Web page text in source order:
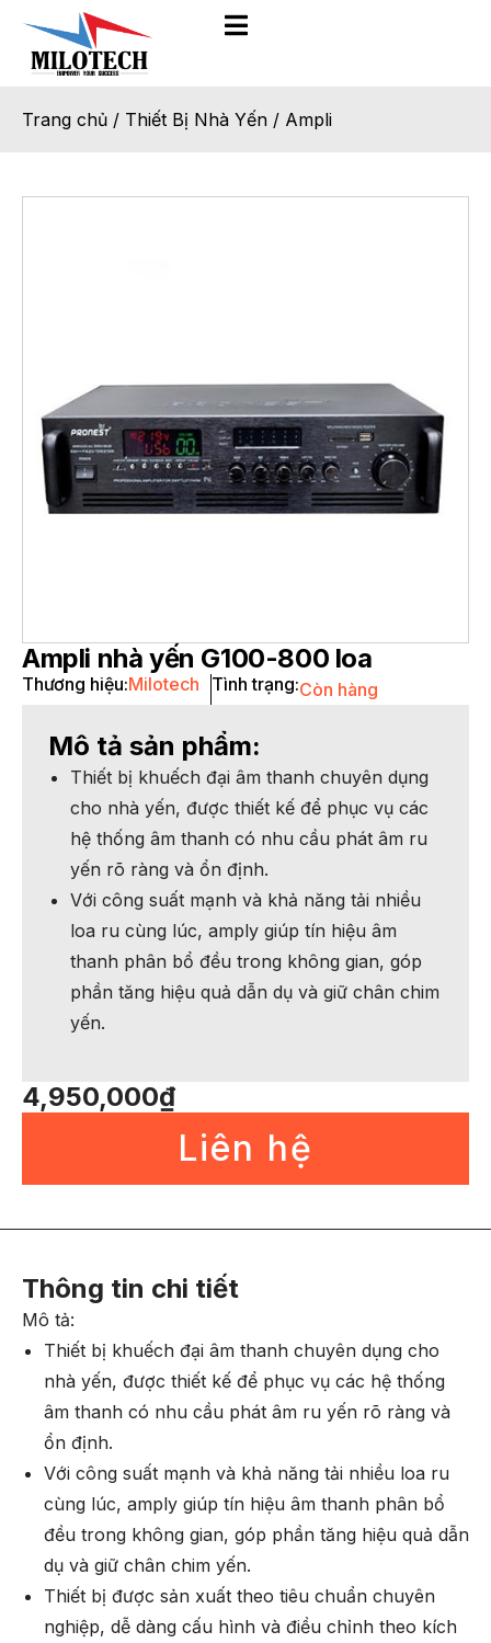
Trang chủ / Thiết Bị Nhà Yến / Ampli
Ampli nhà yến G100-800 loa
Thương hiệu:Milotech Tình trạng:Còn hàng
Mô tả sản phẩm:
Thiết bị khuếch đại âm thanh chuyên dụng
cho nhà yến, được thiết kế để phục vụ các
hệ thống âm thanh có nhu cầu phát âm ru
yến rõ ràng và ổn định.
Với công suất mạnh và khả năng tải nhiều
loa ru cùng lúc, amply giúp tín hiệu âm
thanh phân bổ đều trong không gian, góp
phần tăng hiệu quả dẫn dụ và giữ chân chim
yến.
4,950,000₫
Liên hệ
Thông tin chi tiết
Mô tả:
Thiết bị khuếch đại âm thanh chuyên dụng cho
nhà yến, được thiết kế để phục vụ các hệ thống
âm thanh có nhu cầu phát âm ru yến rõ ràng và
ổn định.
Với công suất mạnh và khả năng tải nhiều loa ru
cùng lúc, amply giúp tín hiệu âm thanh phân bổ
đều trong không gian, góp phần tăng hiệu quả dẫn
dụ và giữ chân chim yến.
Thiết bị được sản xuất theo tiêu chuẩn chuyên
nghiệp, dễ dàng cấu hình và điều chỉnh theo kích